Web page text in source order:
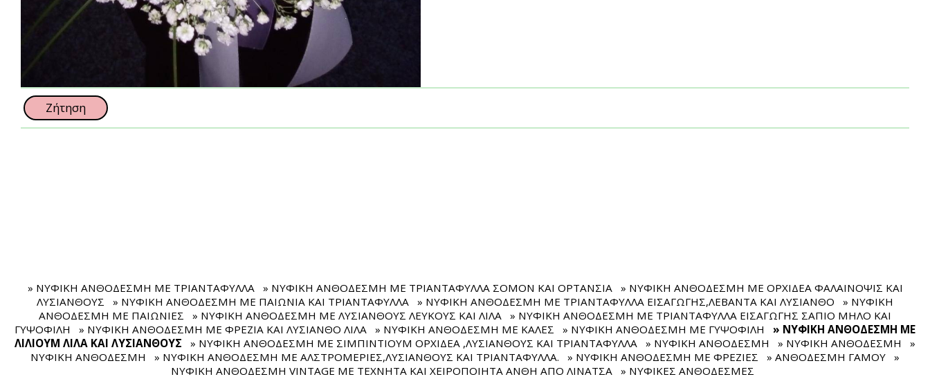
Ζήτηση
» ΝΥΦΙΚΗ ΑΝΘΟΔΕΣΜΗ ΜΕ ΤΡΙΑΝΤΑΦΥΛΛΑ » ΝΥΦΙΚΗ ΑΝΘΟΔΕΣΜΗ ΜΕ ΤΡΙΑΝΤΑΦΥΛΛΑ ΣΟΜΟΝ ΚΑΙ ΟΡΤΑΝΣΙΑ
» ΝΥΦΙΚΗ ΑΝΘΟΔΕΣΜΗ ΜΕ ΟΡΧΙΔΕΑ ΦΑΛΑΙΝΟΨΙΣ ΚΑΙ
ΛΥΣΙΑΝΘΟΥΣ
» ΝΥΦΙΚΗ ΑΝΘΟΔΕΣΜΗ ΜΕ ΠΑΙΩΝΙΑ ΚΑΙ ΤΡΙΑΝΤΑΦΥΛΛΑ » ΝΥΦΙΚΗ ΑΝΘΟΔΕΣΜΗ ΜΕ ΤΡΙΑΝΤΑΦΥΛΛΑ ΕΙΣΑΓΩΓΗΣ,ΛΕΒΑΝΤΑ ΚΑΙ ΛΥΣΙΑΝΘΟ
» ΝΥΦΙΚΗ
ΑΝΘΟΔΕΣΜΗ ΜΕ ΠΑΙΩΝΙΕΣ
» ΝΥΦΙΚΗ ΑΝΘΟΔΕΣΜΗ ΜΕ ΛΥΣΙΑΝΘΟΥΣ ΛΕΥΚΟΥΣ ΚΑΙ ΛΙΛΑ » ΝΥΦΙΚΗ ΑΝΘΟΔΕΣΜΗ ΜΕ ΤΡΙΑΝΤΑΦΥΛΛΑ ΕΙΣΑΓΩΓΗΣ ΣΑΠΙΟ ΜΗΛΟ ΚΑΙ
ΓΥΨΟΦΙΛΗ
» ΝΥΦΙΚΗ ΑΝΘΟΔΕΣΜΗ ΜΕ ΦΡΕΖΙΑ ΚΑΙ ΛΥΣΙΑΝΘΟ ΛΙΛΑ » ΝΥΦΙΚΗ ΑΝΘΟΔΕΣΜΗ ΜΕ ΚΑΛΕΣ » ΝΥΦΙΚΗ ΑΝΘΟΔΕΣΜΗ ΜΕ ΓΥΨΟΦΙΛΗ
» ΝΥΦΙΚΗ ΑΝΘΟΔΕΣΜΗ ΜΕ
ΛΙΛΙΟΥΜ ΛΙΛΑ ΚΑΙ ΛΥΣΙΑΝΘΟΥΣ
» ΝΥΦΙΚΗ ΑΝΘΟΔΕΣΜΗ ΜΕ ΣΙΜΠΙΝΤΙΟΥΜ ΟΡΧΙΔΕΑ ,ΛΥΣΙΑΝΘΟΥΣ ΚΑΙ ΤΡΙΑΝΤΑΦΥΛΛΑ » ΝΥΦΙΚΗ ΑΝΘΟΔΕΣΜΗ » ΝΥΦΙΚΗ ΑΝΘΟΔΕΣΜΗ
»
ΝΥΦΙΚΗ ΑΝΘΟΔΕΣΜΗ
» ΝΥΦΙΚΗ ΑΝΘΟΔΕΣΜΗ ΜΕ ΑΛΣΤΡΟΜΕΡΙΕΣ,ΛΥΣΙΑΝΘΟΥΣ ΚΑΙ ΤΡΙΑΝΤΑΦΥΛΛΑ. » ΝΥΦΙΚΗ ΑΝΘΟΔΕΣΜΗ ΜΕ ΦΡΕΖΙΕΣ » ΑΝΘΟΔΕΣΜΗ ΓΑΜΟΥ »
ΝΥΦΙΚΗ ΑΝΘΟΔΕΣΜΗ VINTAGE ΜΕ ΤΕΧΝΗΤΑ ΚΑΙ ΧΕΙΡΟΠΟΙΗΤΑ ΑΝΘΗ ΑΠΟ ΛΙΝΑΤΣΑ
» ΝΥΦΙΚΕΣ ΑΝΘΟΔΕΣΜΕΣ